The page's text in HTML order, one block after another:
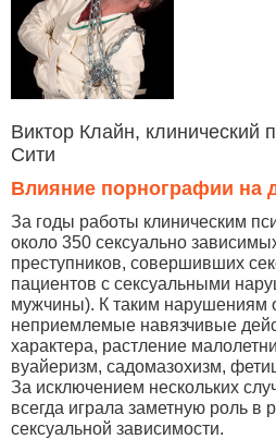
Виктор Клайн, клинический
Сити
Влияние порнографии на
За годы работы клиническим
около 350 сексуально
преступников, совершивших
пациентов с сексуальными
мужчины). К таким нарушениям
неприемлемые навязчивые
характера, растление
вуайеризм, садомазохизм,
За исключением нескольких
всегда играла заметную роль в
сексуальной зависимости.